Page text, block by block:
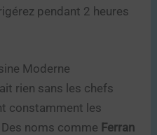
pendant 2 heures
Moderne
rien sans les chefs
constamment les
noms comme Ferran